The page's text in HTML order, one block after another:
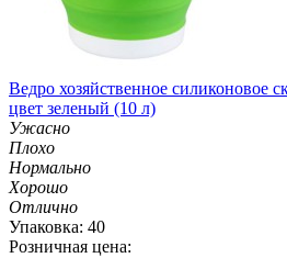
Ведро хозяйственное силиконовое
цвет зеленый (10 л)
Ужасно
Плохо
Нормально
Хорошо
Отлично
Упаковка: 40
Розничная цена: